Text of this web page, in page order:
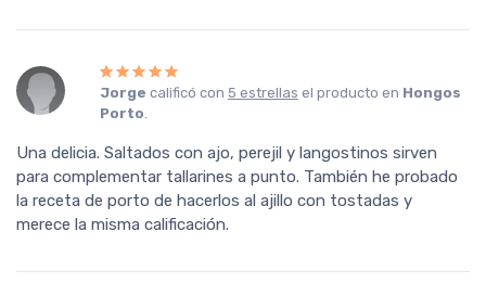
Jorge calificó con 5 estrellas el producto en Hongos
Porto.
Una delicia. Saltados con ajo, perejil y langostinos sirven
para complementar tallarines a punto. También he probado
la receta de porto de hacerlos al ajillo con tostadas y
merece la misma calificación.